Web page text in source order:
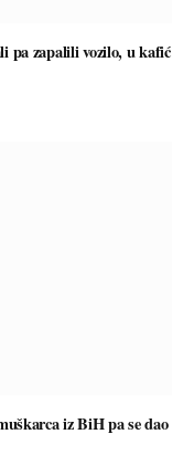
pa zapalili vozilo, u kafić
iz BiH pa se dao